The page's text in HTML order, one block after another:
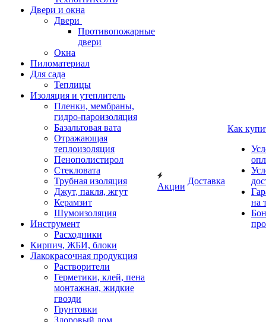
Двери и окна
Двери
Противопожарные
двери
Окна
Пиломатериал
Для сада
Теплицы
Изоляция и утеплитель
Пленки, мембраны,
гидро-пароизоляция
Базальтовая вата
Отражающая
теплоизоляция
Пенополистирол
Стекловата
Трубная изоляция
Джут, пакля, жгут
Керамзит
Шумоизоляция
Инструмент
Расходники
Кирпич, ЖБИ, блоки
Лакокрасочная продукция
Растворители
Герметики, клей, пена
монтажная, жидкие
гвозди
Грунтовки
Здоровый дом
Акции
Доставка
Как
на